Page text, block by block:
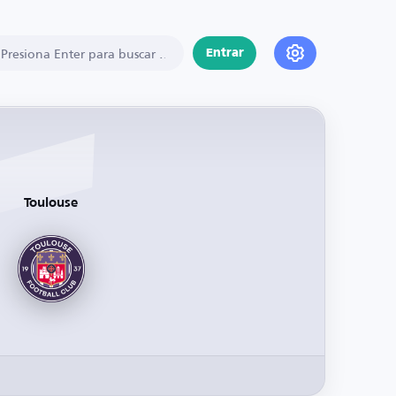
Entrar
Toulouse